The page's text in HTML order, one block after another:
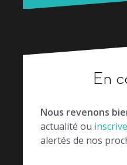
En
Nous revenons
actualité ou
alertés de nos